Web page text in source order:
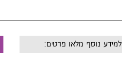
למידע נוסף מלאו פרטים: